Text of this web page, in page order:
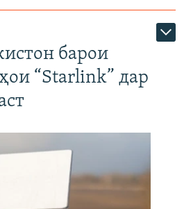
барои
“Starlink” дар